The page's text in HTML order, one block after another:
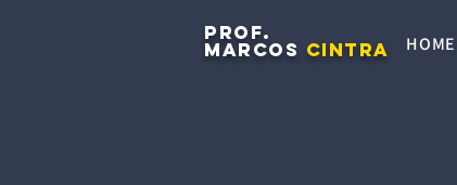
PROF.
MARCOS CINTRA HOME